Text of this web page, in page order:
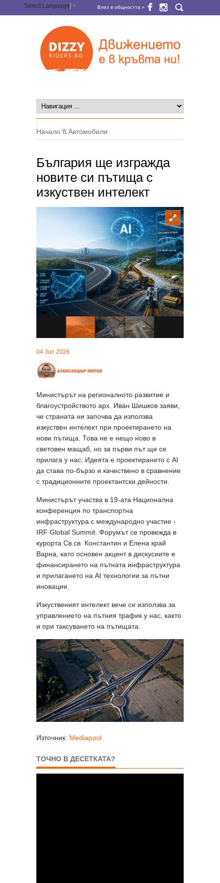
Select Language ▼ Влез в общността »
Начало \\ Автомобили
България ще изгражда
новите си пътища с
изкуствен интелект
04 Jun 2026
Министърът на регионалното развитие и
благоустройството арх. Иван Шишков заяви,
че страната ни започва да използва
изкуствен интелект при проектирането на
нови пътища. Това не е нещо ново в
световен мащаб, но за първи път ще се
прилага у нас. Идеята е проектирането с AI
да става по-бързо и качествено в сравнение
с традиционните проектантски дейности.
Министърът участва в 19-ата Национална
конференция по транспортна
инфраструктура с международно участие -
IRF Global Summit. Форумът се провежда в
курорта Св.св. Константин и Елена край
Варна, като основен акцент в дискусиите е
финансирането на пътната инфраструктура
и прилагането на AI технологии за пътни
иновации.
Изкуственият интелект вече се използва за
управлението на пътния трафик у нас, както
и при таксуването на пътищата.
Източник: Mediapool
ТОЧНО В ДЕСЕТКАТА?